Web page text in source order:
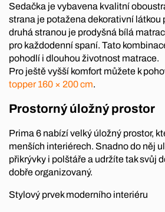
Sedačka je vybavena kvalitní
strana je potažena dekorativní látkou
druhá stranou je prodyšná bílá
pro každodenní spaní. Tato
pohodlí i dlouhou životnost matrace.
Pro ještě vyšší komfort můžete k
topper 160 × 200 cm.
Prostorný úložný prostor
Prima 6 nabízí velký úložný prostor,
menších interiérech. Snadno do něj
přikrývky i polštáře a udržíte tak svůj
dobře organizovaný.
Stylový prvek moderního interiéru